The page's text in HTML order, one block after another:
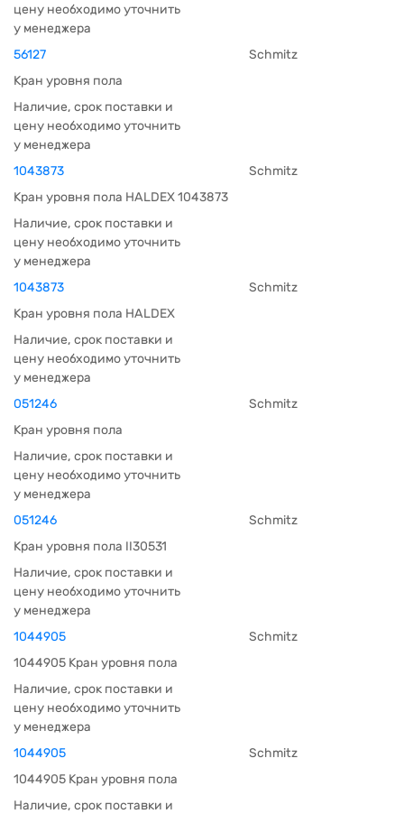
цену необходимо уточнить
у менеджера
56127
Schmitz
Кран уровня пола
Наличие, срок поставки и
цену необходимо уточнить
у менеджера
1043873
Schmitz
Кран уровня пола HALDEX 1043873
Наличие, срок поставки и
цену необходимо уточнить
у менеджера
1043873
Schmitz
Кран уровня пола HALDEX
Наличие, срок поставки и
цену необходимо уточнить
у менеджера
051246
Schmitz
Кран уровня пола
Наличие, срок поставки и
цену необходимо уточнить
у менеджера
051246
Schmitz
Кран уровня пола II30531
Наличие, срок поставки и
цену необходимо уточнить
у менеджера
1044905
Schmitz
1044905 Кран уровня пола
Наличие, срок поставки и
цену необходимо уточнить
у менеджера
1044905
Schmitz
1044905 Кран уровня пола
Наличие, срок поставки и